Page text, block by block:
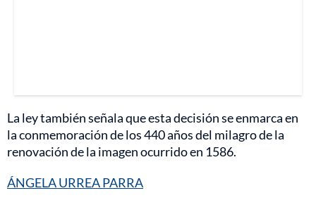
La ley también señala que esta decisión se enmarca en
la conmemoración de los 440 años del milagro de la
renovación de la imagen ocurrido en 1586.
ÁNGELA URREA PARRA